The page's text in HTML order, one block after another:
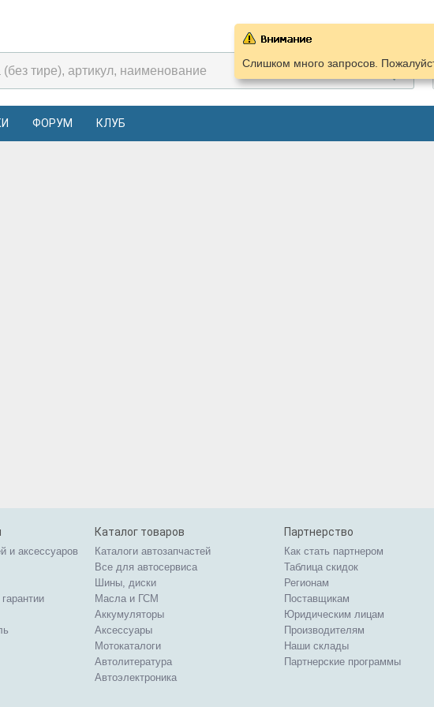
ФОРУМ КЛУБ
Слишком много запросов.
и аксессуаров
Каталог товаров
Каталоги автозапчастей
Все для автосервиса
Шины, диски
Масла и ГСМ
Аккумуляторы
Аксессуары
Мотокаталоги
Автолитература
Автоэлектроника
Партнерство
Как стать партнером
Таблица скидок
Регионам
Поставщикам
Юридическим лицам
Производителям
Наши склады
Партнерские программы